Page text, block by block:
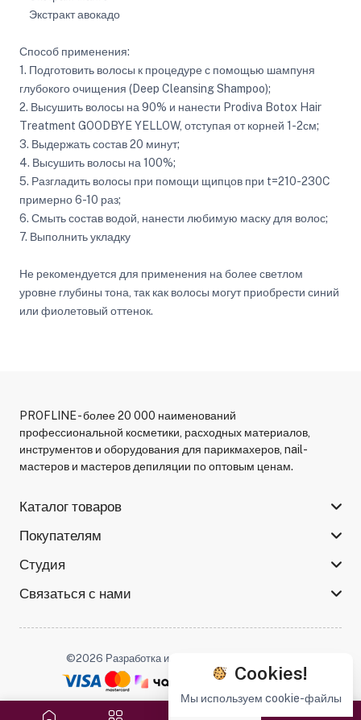
Экстракт авокадо
Способ применения:
1. Подготовить волосы к процедуре с помощью шампуня
глубокого очищения (Deep Cleansing Shampoo);
2. Высушить волосы на 90% и нанести Prodiva Botox Hair
Treatment GOODBYE YELLOW, отступая от корней 1-2см;
3. Выдержать состав 20 минут;
4. Высушить волосы на 100%;
5. Разгладить волосы при помощи щипцов при t=210-230C
примерно 6-10 раз;
6. Смыть состав водой, нанести любимую маску для волос;
7. Выполнить укладку
Не рекомендуется для применения на более светлом
уровне глубины тона, так как волосы могут приобрести синий
или фиолетовый оттенок.
PROFLINE - более 20 000 наименований
профессиональной косметики, расходных материалов,
инструментов и оборудования для парикмахеров, nail-
мастеров и мастеров депиляции по оптовым ценам.
Каталог товаров
Покупателям
Студия
Связаться с нами
©2026 Разработка и поддержка -
Cookies!
Мы используем cookie-файлы